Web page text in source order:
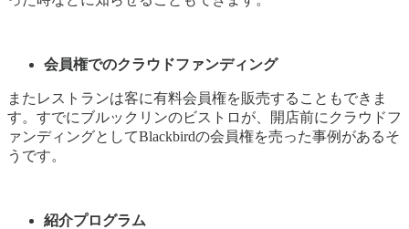
会員権でのクラウドファンディング
またレストランは客に有料会員権を販売することもできま
す。すでにブルックリンのビストロが、開店前にクラウドフ
ァンディングとしてBlackbirdの会員権を売った事例があるそ
うです。
紹介プログラム